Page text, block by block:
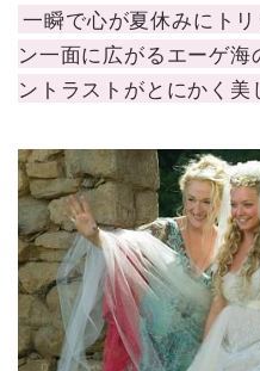
一瞬で心が夏休みにト
ン一面に広がるエーゲ
ントラストがとにかく美